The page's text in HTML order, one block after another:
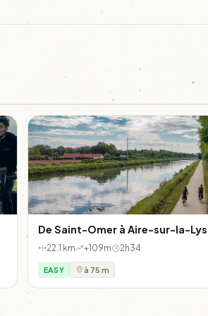
De Saint-Omer à Aire-sur-la-Lys
22.1 km +109m 2h34
EASY à 75 m